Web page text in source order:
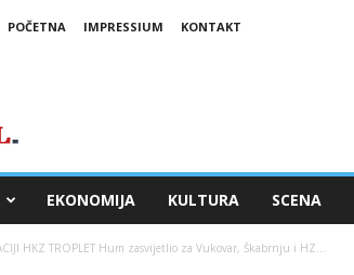
POČETNA IMPRESSIUM
KONTAKT
EKONOMIJA KULTURA SCENA
HKZ TROPLET Hum zasvijetlio za Vukovar, Škabrnju i HZ...